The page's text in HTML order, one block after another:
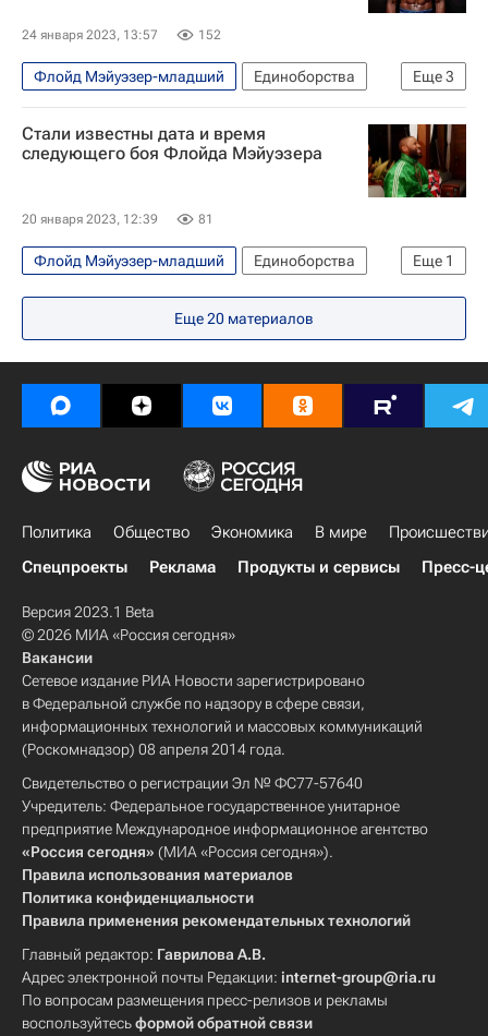
24 января 2023, 13:57 152
Еще3
Флойд Мэйуэзер-младший
Единоборства
Bellator
ММА (Смешанные единоборства)
Бокс
Стали известны дата и время
следующего боя Флойда Мэйуэзера
20 января 2023, 12:39 81
Еще 1
Флойд Мэйуэзер-младший
Единоборства
Бокс
Еще20 материалов
Политика Общество Экономика В мире
Спецпроекты
Реклама Продукты и сервисы Пресс-
Версия 2023.1 Beta
© 2026 МИА «Россия сегодня»
Вакансии
Сетевое издание РИА Новости зарегистрировано
в Федеральной службе по надзору в сфере связи,
информационных технологий и массовых коммуникаций
(Роскомнадзор) 08 апреля 2014 года.
Свидетельство о регистрации Эл № ФС77-57640
Учредитель: Федеральное государственное унитарное
предприятие Международное информационное агентство
«Россия сегодня» (МИА «Россия сегодня»).
Правила использования материалов
Политика конфиденциальности
Правила применения рекомендательных технологий
Главный редактор: Гаврилова А.В.
Адрес электронной почты Редакции: internet-group@ria.ru
По вопросам размещения пресс-релизов и рекламы
воспользуйтесьформой обратной связи